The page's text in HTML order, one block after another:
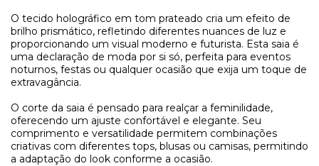
O tecido holográfico em tom prateado cria um efeito de
brilho prismático, refletindo diferentes nuances de luz e
proporcionando um visual moderno e futurista. Esta saia é
uma declaração de moda por si só, perfeita para eventos
noturnos, festas ou qualquer ocasião que exija um toque de
extravagância.
O corte da saia é pensado para realçar a feminilidade,
oferecendo um ajuste confortável e elegante. Seu
comprimento e versatilidade permitem combinações
criativas com diferentes tops, blusas ou camisas, permitindo
a adaptação do look conforme a ocasião.